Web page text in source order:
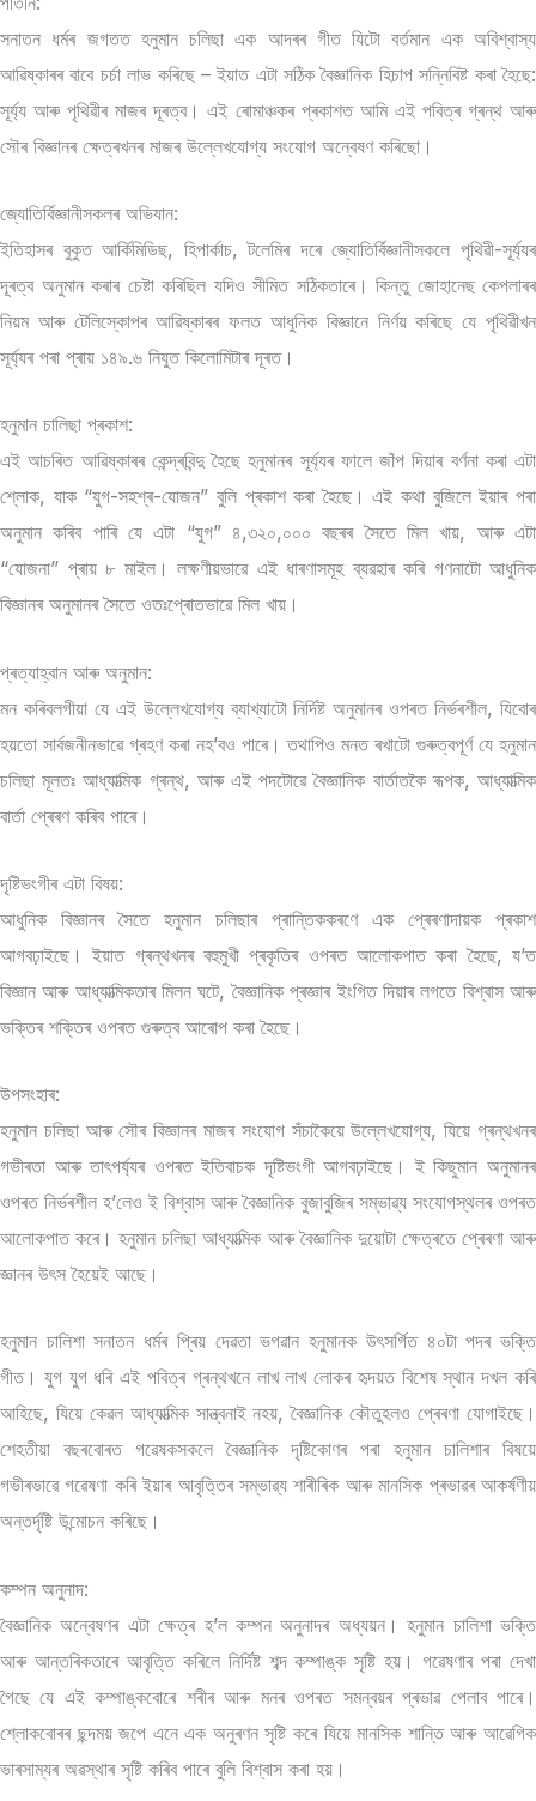
সনাতন ধৰ্মৰ জগতত হনুমান চলিছা এক আদৰৰ গীত যিটো বৰ্তমান এক অবিশ্বাস্য
আৱিষ্কাৰৰ বাবে চৰ্চা লাভ কৰিছে – ইয়াত এটা সঠিক বৈজ্ঞানিক হিচাপ সন্নিবিষ্ট কৰা হৈছে:
সূৰ্য্য আৰু পৃথিৱীৰ মাজৰ দূৰত্ব। এই ৰোমাঞ্চকৰ প্ৰকাশত আমি এই পবিত্ৰ গ্ৰন্থ আৰু
সৌৰ বিজ্ঞানৰ ক্ষেত্ৰখনৰ মাজৰ উল্লেখযোগ্য সংযোগ অন্বেষণ কৰিছো।
জ্যোতিৰ্বিজ্ঞানীসকলৰ অভিযান:
ইতিহাসৰ বুকুত আৰ্কিমিডিছ, হিপাৰ্কাচ, টলেমিৰ দৰে জ্যোতিৰ্বিজ্ঞানীসকলে পৃথিৱী-সূৰ্য্যৰ
দূৰত্ব অনুমান কৰাৰ চেষ্টা কৰিছিল যদিও সীমিত সঠিকতাৰে। কিন্তু জোহানেছ কেপলাৰৰ
নিয়ম আৰু টেলিস্কোপৰ আৱিষ্কাৰৰ ফলত আধুনিক বিজ্ঞানে নিৰ্ণয় কৰিছে যে পৃথিৱীখন
সূৰ্য্যৰ পৰা প্ৰায় ১৪৯.৬ নিযুত কিলোমিটাৰ দূৰত।
হনুমান চালিছা প্ৰকাশ:
এই আচৰিত আৱিষ্কাৰৰ কেন্দ্ৰবিন্দু হৈছে হনুমানৰ সূৰ্য্যৰ ফালে জাঁপ দিয়াৰ বৰ্ণনা কৰা এটা
শ্লোক, যাক “যুগ-সহশ্ৰ-যোজন” বুলি প্ৰকাশ কৰা হৈছে। এই কথা বুজিলে ইয়াৰ পৰা
অনুমান কৰিব পাৰি যে এটা “যুগ” ৪,৩২০,০০০ বছৰৰ সৈতে মিল খায়, আৰু এটা
“যোজনা” প্ৰায় ৮ মাইল। লক্ষণীয়ভাৱে এই ধাৰণাসমূহ ব্যৱহাৰ কৰি গণনাটো আধুনিক
বিজ্ঞানৰ অনুমানৰ সৈতে ওতঃপ্ৰোতভাৱে মিল খায়।
প্ৰত্যাহ্বান আৰু অনুমান:
মন কৰিবলগীয়া যে এই উল্লেখযোগ্য ব্যাখ্যাটো নিৰ্দিষ্ট অনুমানৰ ওপৰত নিৰ্ভৰশীল, যিবোৰ
হয়তো সাৰ্বজনীনভাৱে গ্ৰহণ কৰা নহ’বও পাৰে। তথাপিও মনত ৰখাটো গুৰুত্বপূৰ্ণ যে হনুমান
চলিছা মূলতঃ আধ্যাত্মিক গ্ৰন্থ, আৰু এই পদটোৱে বৈজ্ঞানিক বাৰ্তাতকৈ ৰূপক, আধ্যাত্মিক
বাৰ্তা প্ৰেৰণ কৰিব পাৰে।
দৃষ্টিভংগীৰ এটা বিষয়:
আধুনিক বিজ্ঞানৰ সৈতে হনুমান চলিছাৰ প্ৰান্তিককৰণে এক প্ৰেৰণাদায়ক প্ৰকাশ
আগবঢ়াইছে। ইয়াত গ্ৰন্থখনৰ বহুমুখী প্ৰকৃতিৰ ওপৰত আলোকপাত কৰা হৈছে, য’ত
বিজ্ঞান আৰু আধ্যাত্মিকতাৰ মিলন ঘটে, বৈজ্ঞানিক প্ৰজ্ঞাৰ ইংগিত দিয়াৰ লগতে বিশ্বাস আৰু
ভক্তিৰ শক্তিৰ ওপৰত গুৰুত্ব আৰোপ কৰা হৈছে।
উপসংহাৰ:
হনুমান চলিছা আৰু সৌৰ বিজ্ঞানৰ মাজৰ সংযোগ সঁচাকৈয়ে উল্লেখযোগ্য, যিয়ে গ্ৰন্থখনৰ
গভীৰতা আৰু তাৎপৰ্য্যৰ ওপৰত ইতিবাচক দৃষ্টিভংগী আগবঢ়াইছে। ই কিছুমান অনুমানৰ
ওপৰত নিৰ্ভৰশীল হ’লেও ই বিশ্বাস আৰু বৈজ্ঞানিক বুজাবুজিৰ সম্ভাৱ্য সংযোগস্থলৰ ওপৰত
আলোকপাত কৰে। হনুমান চলিছা আধ্যাত্মিক আৰু বৈজ্ঞানিক দুয়োটা ক্ষেত্ৰতে প্ৰেৰণা আৰু
জ্ঞানৰ উৎস হৈয়েই আছে।
হনুমান চালিশা সনাতন ধৰ্মৰ প্ৰিয় দেৱতা ভগৱান হনুমানক উৎসৰ্গিত ৪০টা পদৰ ভক্তি
গীত। যুগ যুগ ধৰি এই পবিত্ৰ গ্ৰন্থখনে লাখ লাখ লোকৰ হৃদয়ত বিশেষ স্থান দখল কৰি
আহিছে, যিয়ে কেৱল আধ্যাত্মিক সান্ত্বনাই নহয়, বৈজ্ঞানিক কৌতুহলও প্ৰেৰণা যোগাইছে।
শেহতীয়া বছৰবোৰত গৱেষকসকলে বৈজ্ঞানিক দৃষ্টিকোণৰ পৰা হনুমান চালিশাৰ বিষয়ে
গভীৰভাৱে গৱেষণা কৰি ইয়াৰ আবৃত্তিৰ সম্ভাৱ্য শাৰীৰিক আৰু মানসিক প্ৰভাৱৰ আকৰ্ষণীয়
অন্তৰ্দৃষ্টি উন্মোচন কৰিছে।
কম্পন অনুনাদ:
বৈজ্ঞানিক অন্বেষণৰ এটা ক্ষেত্ৰ হ’ল কম্পন অনুনাদৰ অধ্যয়ন। হনুমান চালিশা ভক্তি
আৰু আন্তৰিকতাৰে আবৃত্তি কৰিলে নিৰ্দিষ্ট শব্দ কম্পাঙ্ক সৃষ্টি হয়। গৱেষণাৰ পৰা দেখা
গৈছে যে এই কম্পাঙ্কবোৰে শৰীৰ আৰু মনৰ ওপৰত সমন্বয়ৰ প্ৰভাৱ পেলাব পাৰে।
শ্লোকবোৰৰ ছন্দময় জপে এনে এক অনুৰণন সৃষ্টি কৰে যিয়ে মানসিক শান্তি আৰু আৱেগিক
ভাৰসাম্যৰ অৱস্থাৰ সৃষ্টি কৰিব পাৰে বুলি বিশ্বাস কৰা হয়।